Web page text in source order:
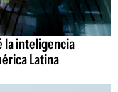
la inteligencia
Latina